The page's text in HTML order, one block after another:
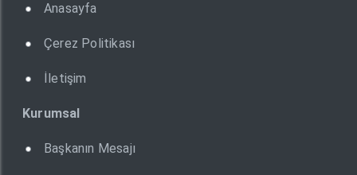
Anasayfa
Çerez Politikası
İletişim
Kurumsal
Başkanın Mesajı